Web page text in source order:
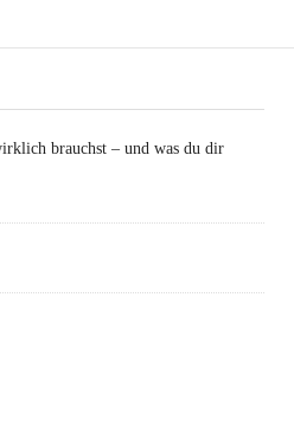
brauchst – und was du dir